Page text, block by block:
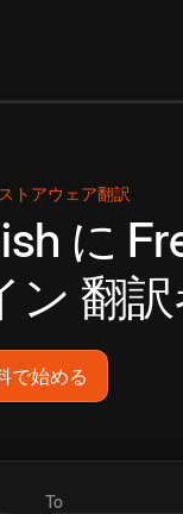
トアウェア翻訳
に
ン 翻
で始める
To